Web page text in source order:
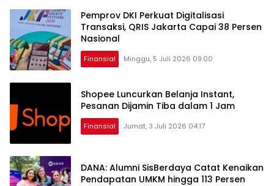
Pemprov DKI Perkuat Digitalisasi
Transaksi, QRIS Jakarta Capai 38 Persen
Nasional
Finansial Minggu, 5 Juli 2026 09:00
Shopee Luncurkan Belanja Instant,
Pesanan Dijamin Tiba dalam 1 Jam
Finansial Jumat, 3 Juli 2026 04:17
DANA: Alumni SisBerdaya Catat Kenaikan
Pendapatan UMKM hingga 113 Persen